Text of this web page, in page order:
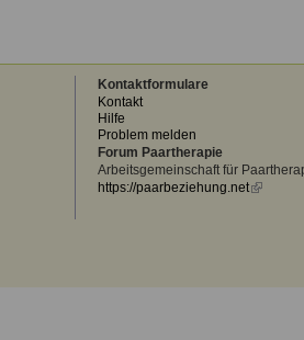
Kontaktformulare
Kontakt
Hilfe
Problem melden
Forum Paartherapie
Arbeitsgemeinschaft für
https://paarbeziehung.net(link